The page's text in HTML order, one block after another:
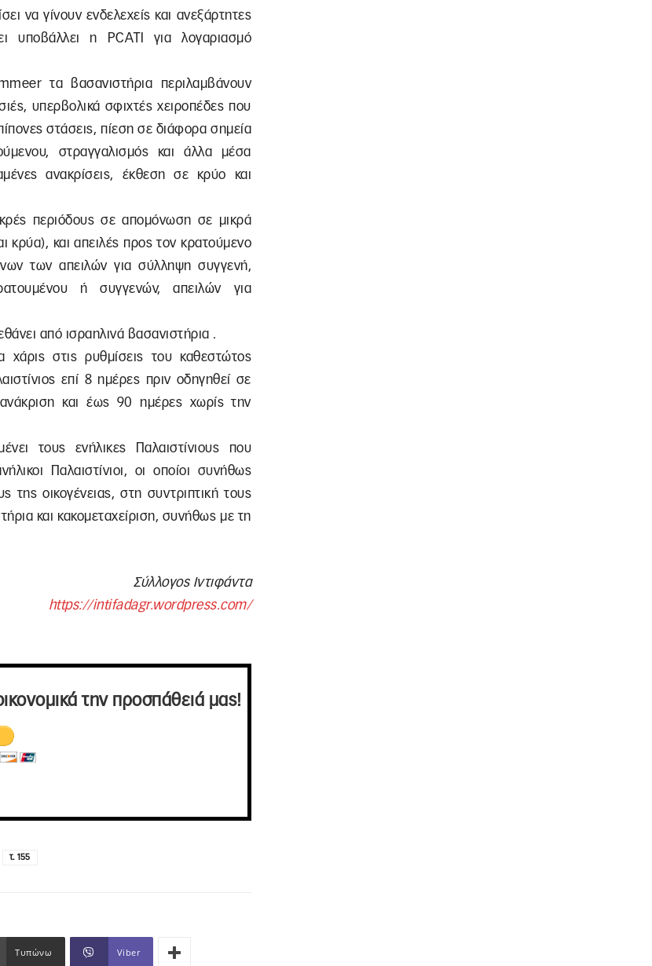
να γίνουν ενδελεχείς και ανεξάρτητες
υποβάλλει η PCATI για λογαριασμό
τα βασανιστήρια περιλαμβάνουν
υπερβολικά σφιχτές χειροπέδες που
στάσεις, πίεση σε διάφορα σημεία
στραγγαλισμός και άλλα μέσα
ανακρίσεις, έκθεση σε κρύο και
περιόδους σε απομόνωση σε μικρά
κρύα), και απειλές προς τον κρατούμενο
των απειλών για σύλληψη συγγενή,
ή συγγενών, απειλών για
από ισραηλινά βασανιστήρια .
χάρις στις ρυθμίσεις του καθεστώτος
επί 8 ημέρες πριν οδηγηθεί σε
και έως 90 ημέρες χωρίς την
τους ενήλικες Παλαιστίνιους που
Παλαιστίνιοι, οι οποίοι συνήθως
της οικογένειας, στη συντριπτική τους
και κακομεταχείριση, συνήθως με τη
Σύλλογος Ιντιφάντα
https://intifadagr.wordpress.com/
την προσπάθειά μας!
τ. 155
Τυπώνω Viber